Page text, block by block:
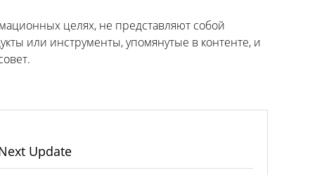
целях, не представляют собой
или инструменты, упомянутые в контенте, и
Update